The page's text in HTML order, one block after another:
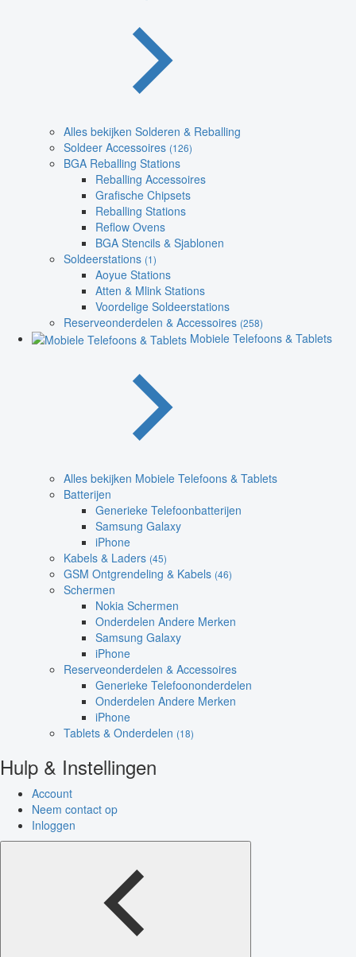
Alles bekijken Solderen & Reballing
Soldeer Accessoires (126)
BGA Reballing Stations
Reballing Accessoires
Grafische Chipsets
Reballing Stations
Reflow Ovens
BGA Stencils & Sjablonen
Soldeerstations (1)
Aoyue Stations
Atten & Mlink Stations
Voordelige Soldeerstations
Reserveonderdelen & Accessoires (258)
Mobiele Telefoons & Tablets
Alles bekijken Mobiele Telefoons & Tablets
Batterijen
Generieke Telefoonbatterijen
Samsung Galaxy
iPhone
Kabels & Laders (45)
GSM Ontgrendeling & Kabels (46)
Schermen
Nokia Schermen
Onderdelen Andere Merken
Samsung Galaxy
iPhone
Reserveonderdelen & Accessoires
Generieke Telefoononderdelen
Onderdelen Andere Merken
iPhone
Tablets & Onderdelen (18)
Hulp & Instellingen
Account
Neem contact op
Inloggen